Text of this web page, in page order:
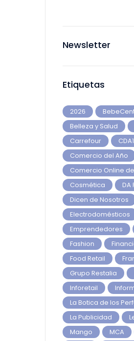
Newsletter
Etiquetas
2026
Belleza y Salud
Carrefour
Comercio del Año
Comercio Online
Cosmética
DA
Dicen de Nosotros
Electrodomésticos
Emprendedores
Fashion
Food Retail
Grupo Restalia
Inforetail
La Botica de los
La Publicidad
Mango
MCA